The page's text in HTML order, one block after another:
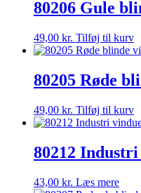
80206 Gule
49,00 kr. Tilføj til kurv
80205 Røde
49,00 kr. Tilføj til kurv
80212
43,00 kr. Læs mere